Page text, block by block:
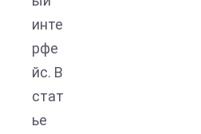
инте
рфе
йс. В
стат
ье